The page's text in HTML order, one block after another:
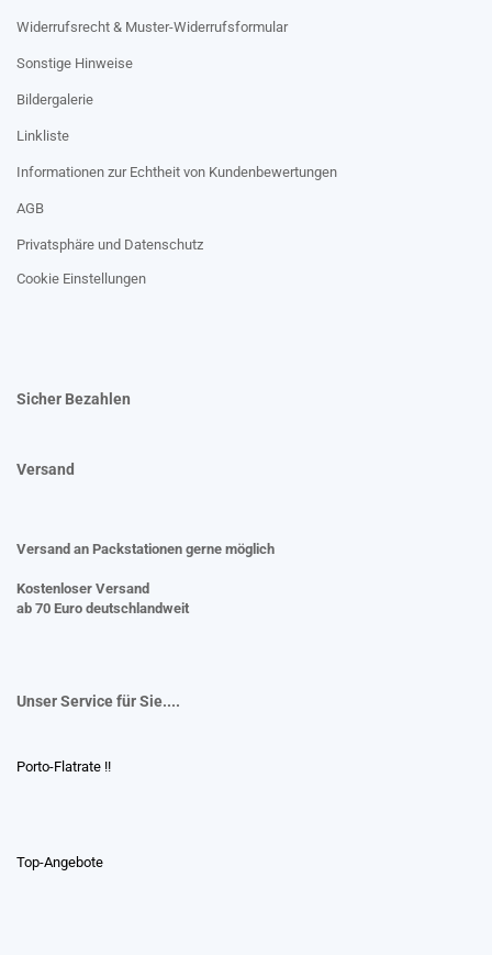
Widerrufsrecht & Muster-Widerrufsformular
Sonstige Hinweise
Bildergalerie
Linkliste
Informationen zur Echtheit von Kundenbewertungen
AGB
Privatsphäre und Datenschutz
Cookie Einstellungen
Sicher Bezahlen
Versand
Versand an Packstationen gerne möglich
Kostenloser Versand
ab 70 Euro deutschlandweit
Unser Service für Sie....
Porto-Flatrate !!
Top-Angebote